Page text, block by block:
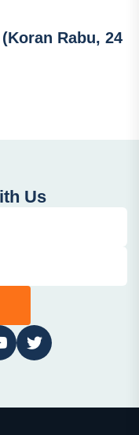
Rabu, 24
Us